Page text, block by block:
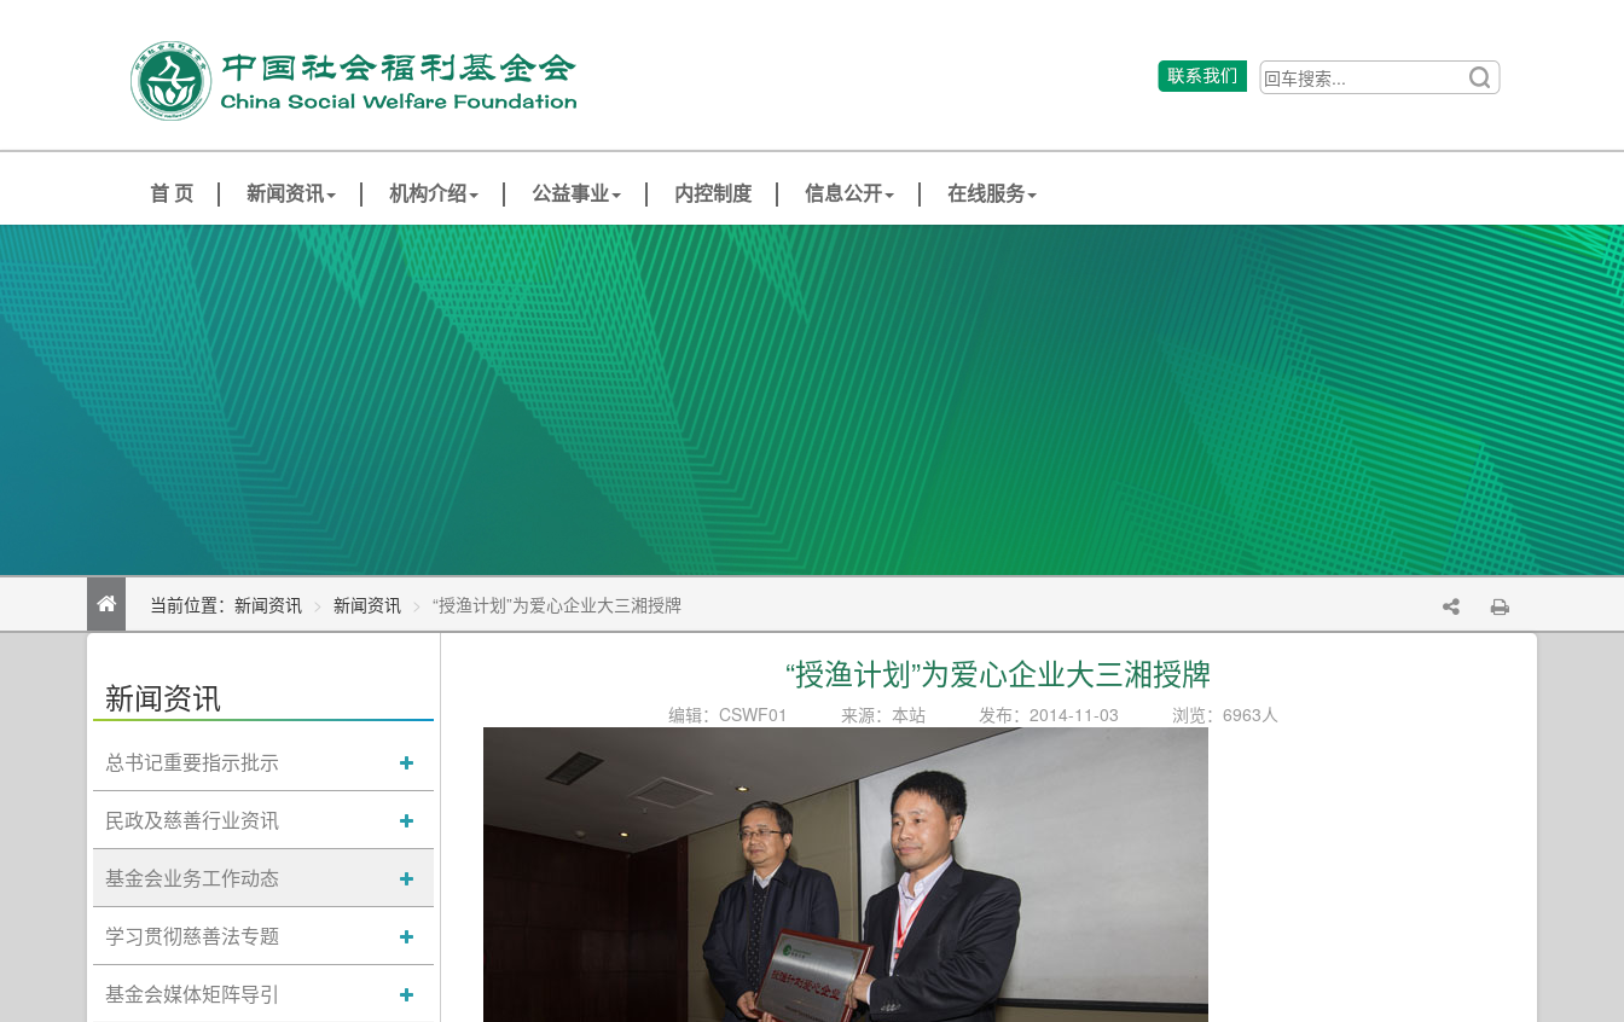
首 页 新闻资讯 机构介绍 公益事业 内控制度 信息公开 在线服务
当前位置： 新闻资讯 新闻资讯 “授渔计划”为爱心企业大三湘授牌
新闻资讯
总书记重要指示批示
民政及慈善行业资讯
基金会业务工作动态
学习贯彻慈善法专题
基金会媒体矩阵导引
“授渔计划”为爱心企业大三湘授牌
编辑：CSWF01 来源：本站 发布：2014-11-03 浏览：6963人